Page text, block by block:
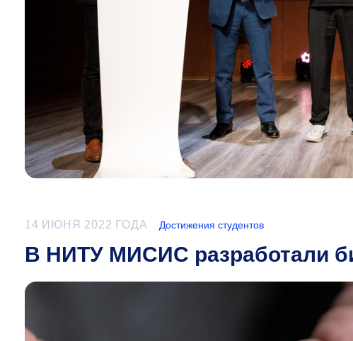
14 ИЮНЯ 2022 ГОДА Достижения студентов
В НИТУ МИСИС разработали